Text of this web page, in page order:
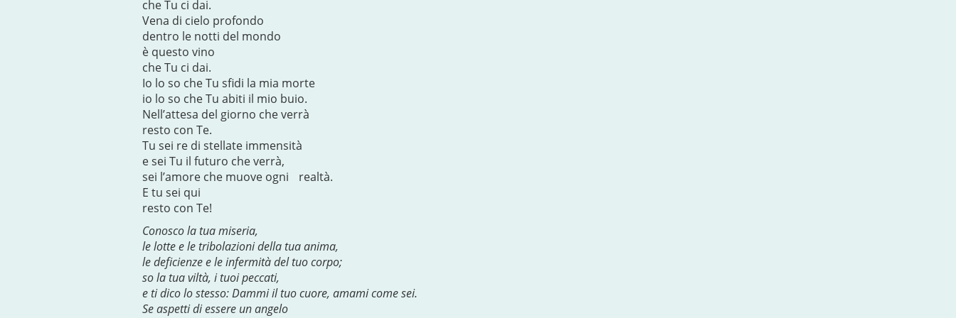
che Tu ci dai.
Vena di cielo profondo
dentro le notti del mondo
è questo vino
che Tu ci dai.
Io lo so che Tu sfidi la mia morte
io lo so che Tu abiti il mio buio.
Nell’attesa del giorno che verrà
resto con Te.
Tu sei re di stellate immensità
e sei Tu il futuro che verrà,
sei l’amore che muove ogni realtà.
E tu sei qui
resto con Te!
Conosco la tua miseria,
le lotte e le tribolazioni della tua anima,
le deficienze e le infermità del tuo corpo;
so la tua viltà, i tuoi peccati,
e ti dico lo stesso: Dammi il tuo cuore, amami come sei.
Se aspetti di essere un angelo